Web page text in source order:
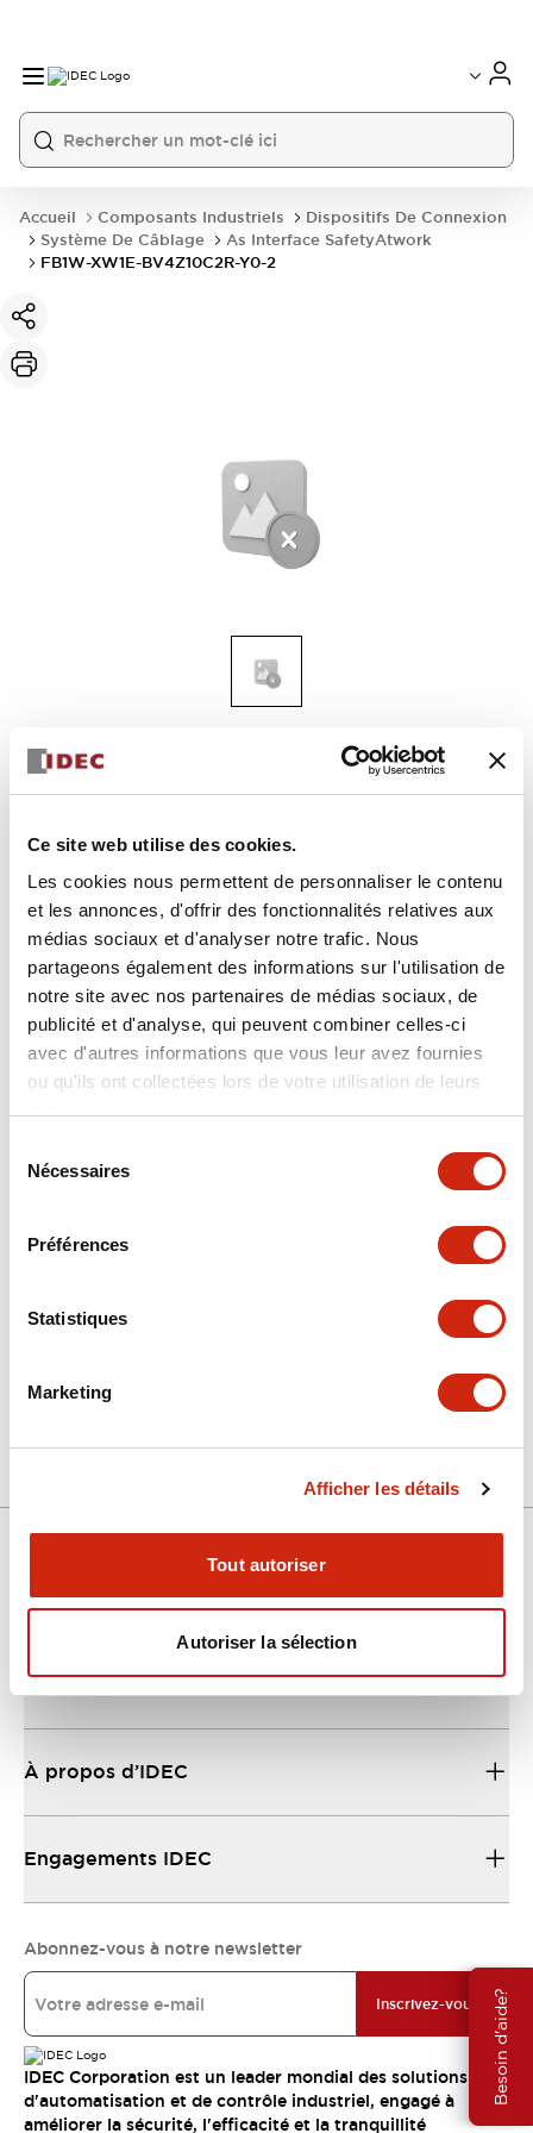
Ce site web utilise des cookies.
Les cookies nous permettent de personnaliser le contenu
et les annonces, d'offrir des fonctionnalités relatives aux
médias sociaux et d'analyser notre trafic. Nous
partageons également des informations sur l'utilisation de
notre site avec nos partenaires de médias sociaux, de
publicité et d'analyse, qui peuvent combiner celles-ci
avec d'autres informations que vous leur avez fournies
ou qu'ils ont collectées lors de votre utilisation de leurs
Nécessaires
Préférences
Statistiques
Marketing
Afficher les détails
Tout autoriser
Autoriser la sélection
Besoin d'aide?
Accueil Composants Industriels
Dispositifs De Connexion
Système De Câblage
As Interface SafetyAtwork
FB1W-XW1E-BV4Z10C2R-Y0-2
FB1W-XW1E-BV4Z10C2R-
Sélectionner la quantité
Ajouter au devis
Documents et fichiers
08/05/2026
Support
Ressources et documents
À propos d’IDEC
Engagements IDEC
Abonnez-vous à notre newsletter
Inscrivez-vous
IDEC Corporation est un leader mondial des solutions
d'automatisation et de contrôle industriel, engagé à
améliorer la sécurité, l'efficacité et la tranquillité